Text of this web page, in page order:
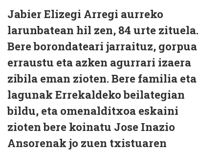
Jabier Elizegi Arregi aurreko
larunbatean hil zen, 84 urte zituela.
Bere borondateari jarraituz, gorpua
erraustu eta azken agurrari izaera
zibila eman zioten. Bere familia eta
lagunak Errekaldeko beilategian
bildu, eta omenalditxoa eskaini
zioten bere koinatu Jose Inazio
Ansorenak jo zuen txistuaren